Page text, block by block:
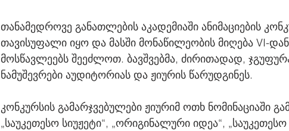
თანამედროვე განათლების აკადემიაში ანიმაციების
თავისუფალი იყო და მასში მონაწილეობის მიღება VI-
მოსწავლეებს შეეძლოთ. ბავშვებმა, ძირითადად,
ნამუშევრები აუდიტორიას და ჟიურის წარუდგინეს.
კონკურსის გამარჯვებულები ჟიურიმ ოთხ ნომინაციაში
„საუკეთესო სიუჟეტი“, „ორიგინალური იდეა“,